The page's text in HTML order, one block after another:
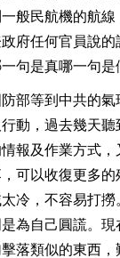
般民航機的航
府任何官員說的
句是真哪一句是
防部等到中共的
動，過去幾天聽
報及作業方式，
可以收復更多的
冷，不容易打撈
為自己圓謊。現
落類似的東西，